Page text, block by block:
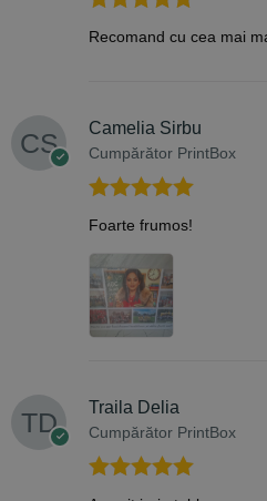
Evaluat la
din 5
Recomand cu cea mai
Camelia Sirbu
Cumpărător PrintBox
Evaluat la
din 5
Foarte frumos!
Traila Delia
Cumpărător PrintBox
Evaluat la 5